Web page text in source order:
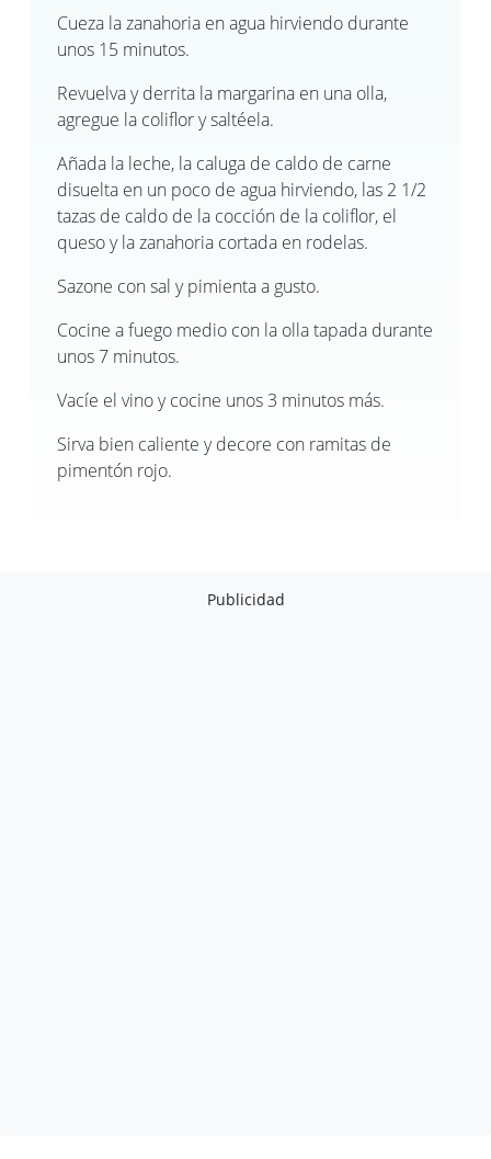
Cueza la zanahoria en agua hirviendo durante
unos 15 minutos.
Revuelva y derrita la margarina en una olla,
agregue la coliflor y saltéela.
Añada la leche, la caluga de caldo de carne
disuelta en un poco de agua hirviendo, las 2 1/2
tazas de caldo de la cocción de la coliflor, el
queso y la zanahoria cortada en rodelas.
Sazone con sal y pimienta a gusto.
Cocine a fuego medio con la olla tapada durante
unos 7 minutos.
Vacíe el vino y cocine unos 3 minutos más.
Sirva bien caliente y decore con ramitas de
pimentón rojo.
Publicidad